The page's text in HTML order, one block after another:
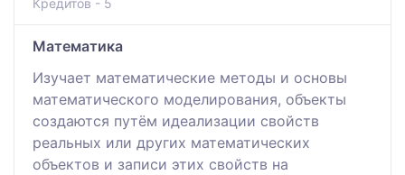
Математика
Изучает математические методы и основы
математического моделирования, объекты
создаются путём идеализации свойств
реальных или других математических
объектов и записи этих свойств на